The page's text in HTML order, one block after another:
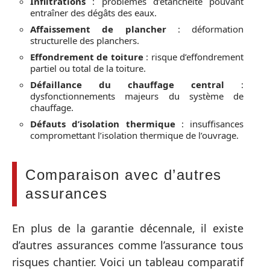
entraîner des dégâts des eaux.
Affaissement de plancher: déformation
structurelle des planchers.
Effondrement de toiture: risque d’effondrement
partiel ou total de la toiture.
Défaillance du chauffage central :
dysfonctionnements majeurs du système de
chauffage.
Défauts d’isolation thermique: insuffisances
compromettant l’isolation thermique de l’ouvrage.
Comparaison avec d’autres
assurances
En plus de la garantie décennale, il existe
d’autres assurances comme l’assurance tous
risques chantier. Voici un tableau comparatif